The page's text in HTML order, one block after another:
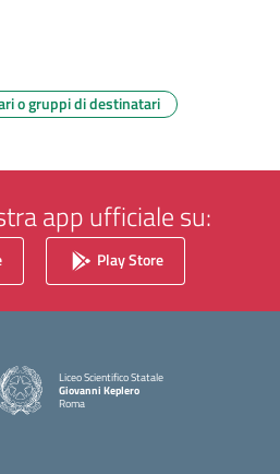
o gruppi di destinatari
app ufficiale su:
Play Store
Liceo Scientifico Statale
Giovanni Keplero
Roma